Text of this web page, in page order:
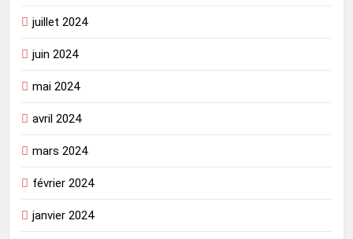
juillet 2024
juin 2024
mai 2024
avril 2024
mars 2024
février 2024
janvier 2024